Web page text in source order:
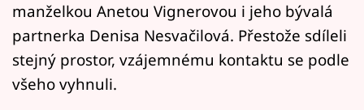
manželkou Anetou Vignerovou i jeho bývalá
partnerka Denisa Nesvačilová. Přestože sdíleli
stejný prostor, vzájemnému kontaktu se podle
všeho vyhnuli.